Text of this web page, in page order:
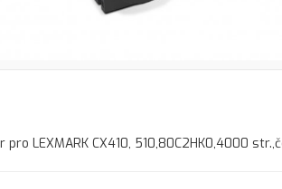
LEXMARK CX410, 510,80C2HK0,4000